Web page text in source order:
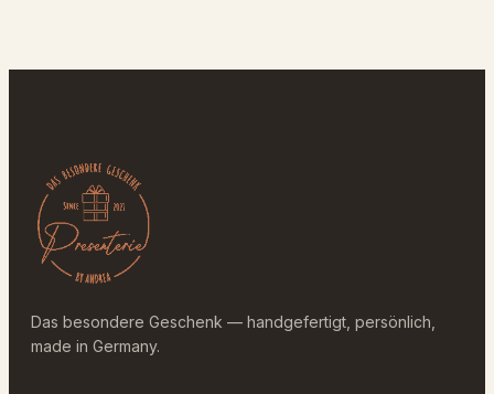
Das besondere Geschenk — handgefertigt, persönlich,
made in Germany.